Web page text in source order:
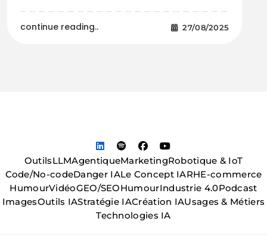
continue reading.. 27/08/2025
OutilsLLMAgentiqueMarketingRobotique & IoT
Code/No-codeDanger IALe Concept IARHE-commerce
HumourVidéoGEO/SEOHumourIndustrie 4.0Podcast
ImagesOutils IAStratégie IACréation IAUsages & Métiers
Technologies IA